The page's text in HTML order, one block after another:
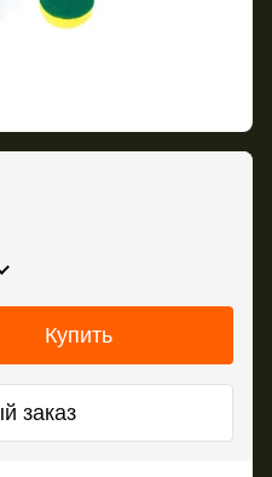
Купить
заказ